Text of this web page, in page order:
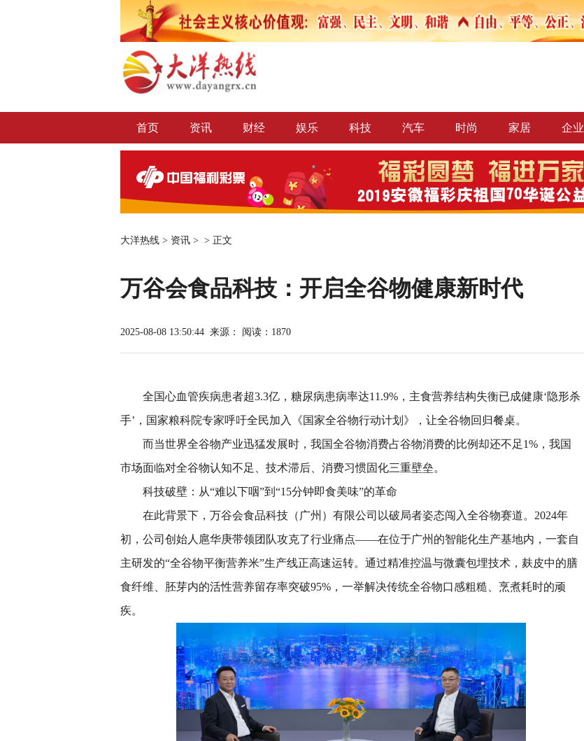
首页 资讯 财经 娱乐 科技 汽车 时尚 家居 企业
大洋热线 > 资讯 > > 正文
万谷会食品科技：开启全谷物健康新时代
2025-08-08 13:50:44 来源： 阅读：1870
全国心血管疾病患者超3.3亿，糖尿病患病率达11.9%，主食营养结构失衡已成健康‘隐形杀
手’，国家粮科院专家呼吁全民加入《国家全谷物行动计划》，让全谷物回归餐桌。
而当世界全谷物产业迅猛发展时，我国全谷物消费占谷物消费的比例却还不足1%，我国
市场面临对全谷物认知不足、技术滞后、消费习惯固化三重壁垒。
科技破壁：从“难以下咽”到“15分钟即食美味”的革命
在此背景下，万谷会食品科技（广州）有限公司以破局者姿态闯入全谷物赛道。2024年
初，公司创始人扈华庚带领团队攻克了行业痛点——在位于广州的智能化生产基地内，一套自
主研发的“全谷物平衡营养米”生产线正高速运转。通过精准控温与微囊包埋技术，麸皮中的膳
食纤维、胚芽内的活性营养留存率突破95%，一举解决传统全谷物口感粗糙、烹煮耗时的顽
疾。